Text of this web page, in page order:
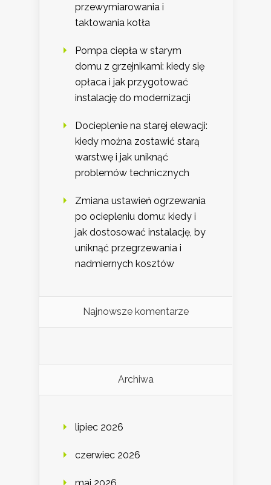
przewymiarowania i
taktowania kotła
Pompa ciepła w starym
domu z grzejnikami: kiedy się
opłaca i jak przygotować
instalację do modernizacji
Docieplenie na starej elewacji:
kiedy można zostawić starą
warstwę i jak uniknąć
problemów technicznych
Zmiana ustawień ogrzewania
po ociepleniu domu: kiedy i
jak dostosować instalację, by
uniknąć przegrzewania i
nadmiernych kosztów
Najnowsze komentarze
Archiwa
lipiec 2026
czerwiec 2026